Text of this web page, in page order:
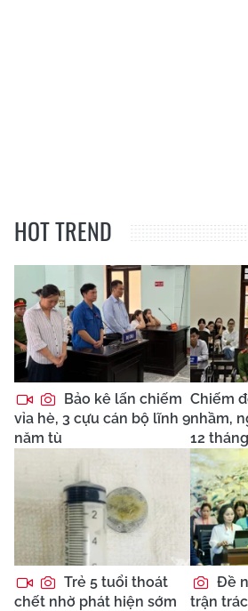
HOT TREND
Bảo kê lấn chiếm
vỉa hè, 3 cựu cán bộ lĩnh 9
năm tù
Chiếm
nhầm,
12
Trẻ 5 tuổi thoát
chết nhờ phát hiện sớm
Đề
trận